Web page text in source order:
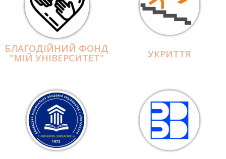
БЛАГОДІЙНИЙ ФОНД
"МІЙ УНІВЕРСИТЕТ" УКРИТТЯ